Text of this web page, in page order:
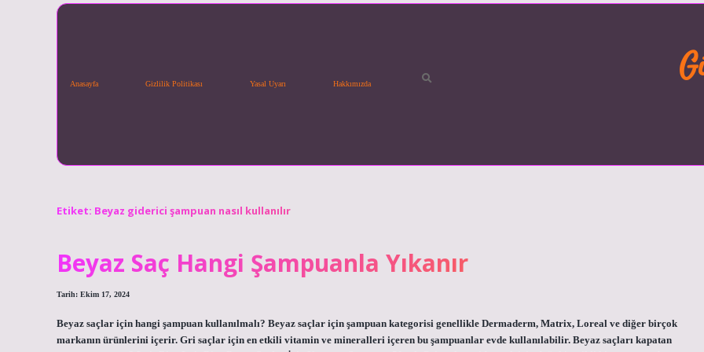
Anasayfa Gizlilik Politikası Yasal Uyarı Hakkımızda
Etiket: Beyaz giderici şampuan nasıl kullanılır
Beyaz Saç Hangi Şampuanla Yıkanır
Tarih: Ekim 17, 2024
Beyaz saçlar için hangi şampuan kullanılmalı? Beyaz saçlar için şampuan kategorisi genellikle Dermaderm, Matrix, Loreal ve diğer birçok
markanın ürünlerini içerir. Gri saçlar için en etkili vitamin ve mineralleri içeren bu şampuanlar evde kullanılabilir. Beyaz saçları kapatan